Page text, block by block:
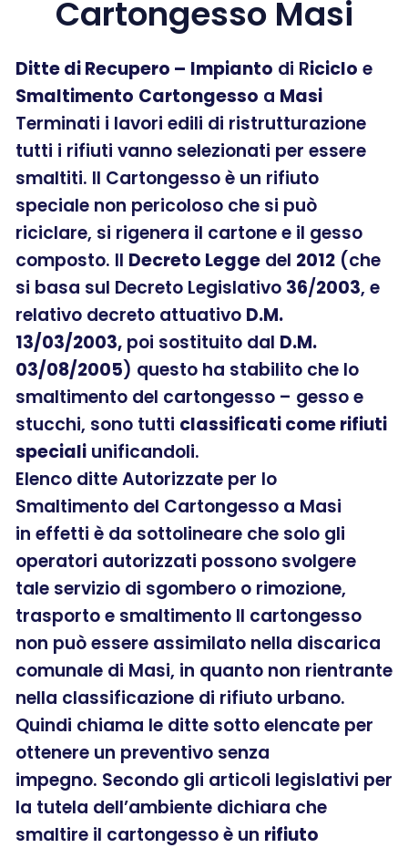
Cartongesso Masi
Ditte di Recupero – Impianto di Riciclo e
Smaltimento Cartongesso a Masi
Terminati i lavori edili di ristrutturazione
tutti i rifiuti vanno selezionati per essere
smaltiti. Il Cartongesso è un rifiuto
speciale non pericoloso che si può
riciclare, si rigenera il cartone e il gesso
composto. Il Decreto Legge del 2012 (che
si basa sul Decreto Legislativo 36/2003, e
relativo decreto attuativo D.M.
13/03/2003, poi sostituito dal D.M.
03/08/2005) questo ha stabilito che lo
smaltimento del cartongesso – gesso e
stucchi, sono tutti classificati come rifiuti
speciali unificandoli.
Elenco ditte Autorizzate per lo
Smaltimento del Cartongesso a Masi
in effetti è da sottolineare che solo gli
operatori autorizzati possono svolgere
tale servizio di sgombero o rimozione,
trasporto e smaltimento Il cartongesso
non può essere assimilato nella discarica
comunale di Masi, in quanto non rientrante
nella classificazione di rifiuto urbano.
Quindi chiama le ditte sotto elencate per
ottenere un preventivo senza
impegno. Secondo gli articoli legislativi per
la tutela dell’ambiente dichiara che
smaltire il cartongesso è un rifiuto